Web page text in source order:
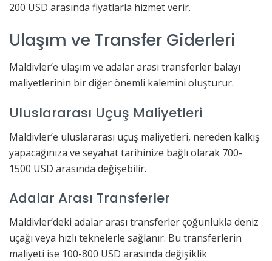
200 USD arasında fiyatlarla hizmet verir.
Ulaşım ve Transfer Giderleri
Maldivler’e ulaşım ve adalar arası transferler balayı
maliyetlerinin bir diğer önemli kalemini oluşturur.
Uluslararası Uçuş Maliyetleri
Maldivler’e uluslararası uçuş maliyetleri, nereden kalkış
yapacağınıza ve seyahat tarihinize bağlı olarak 700-
1500 USD arasında değişebilir.
Adalar Arası Transferler
Maldivler’deki adalar arası transferler çoğunlukla deniz
uçağı veya hızlı teknelerle sağlanır. Bu transferlerin
maliyeti ise 100-800 USD arasında değişiklik